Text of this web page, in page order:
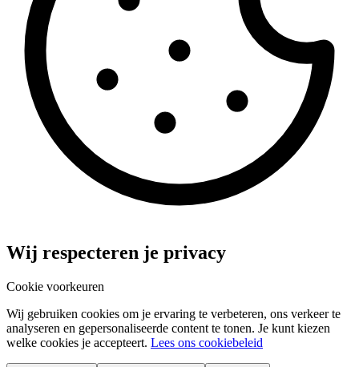
Wij respecteren je privacy
Cookie voorkeuren
Wij gebruiken cookies om je ervaring te verbeteren, ons verkeer te
analyseren en gepersonaliseerde content te tonen. Je kunt kiezen
welke cookies je accepteert. Lees ons cookiebeleid